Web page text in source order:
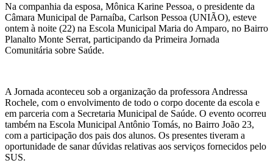
Na companhia da esposa, Mônica Karine Pessoa, o presidente da
Câmara Municipal de Parnaíba, Carlson Pessoa (UNIÃO), esteve
ontem à noite (22) na Escola Municipal Maria do Amparo, no Bairro
Planalto Monte Serrat, participando da Primeira Jornada
Comunitária sobre Saúde.
A Jornada aconteceu sob a organização da professora Andressa
Rochele, com o envolvimento de todo o corpo docente da escola e
em parceria com a Secretaria Municipal de Saúde. O evento ocorreu
também na Escola Municipal Antônio Tomás, no Bairro João 23,
com a participação dos pais dos alunos. Os presentes tiveram a
oportunidade de sanar dúvidas relativas aos serviços fornecidos pelo
SUS.